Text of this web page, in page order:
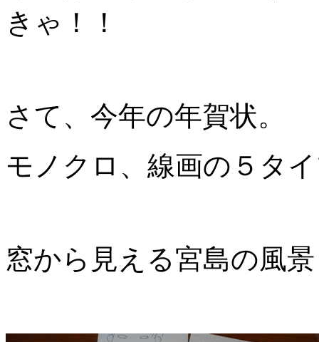
きゃ！！
さて、今年の年賀状。
モノクロ、線画の５タ
窓から見える宮島の風